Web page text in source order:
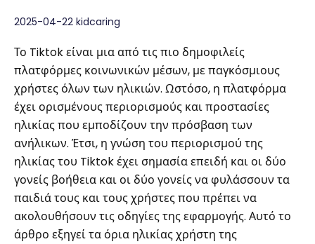
2025-04-22 kidcaring
Το Tiktok είναι μια από τις πιο δημοφιλείς
πλατφόρμες κοινωνικών μέσων, με παγκόσμιους
χρήστες όλων των ηλικιών. Ωστόσο, η πλατφόρμα
έχει ορισμένους περιορισμούς και προστασίες
ηλικίας που εμποδίζουν την πρόσβαση των
ανήλικων. Έτσι, η γνώση του περιορισμού της
ηλικίας του Tiktok έχει σημασία επειδή και οι δύο
γονείς βοήθεια και οι δύο γονείς να φυλάσσουν τα
παιδιά τους και τους χρήστες που πρέπει να
ακολουθήσουν τις οδηγίες της εφαρμογής. Αυτό το
άρθρο εξηγεί τα όρια ηλικίας χρήστη της